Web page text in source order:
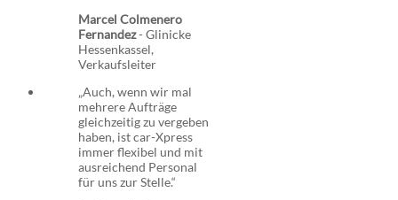
Marcel Colmenero
Fernandez- Glinicke
Hessenkassel,
Verkaufsleiter
„Auch, wenn wir mal
mehrere Aufträge
gleichzeitig zu vergeben
haben, ist car-Xpress
immer flexibel und mit
ausreichend Personal
für uns zur Stelle.“